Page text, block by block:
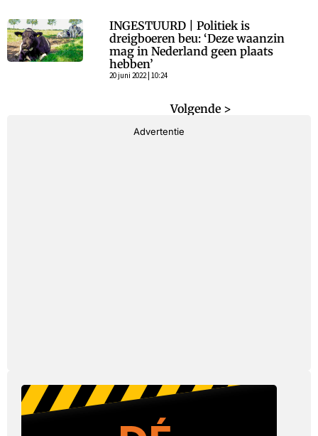
INGESTUURD | Politiek is
dreigboeren beu: ‘Deze waanzin
mag in Nederland geen plaats
hebben’
20 juni 2022 | 10:24
Volgende >
Advertentie